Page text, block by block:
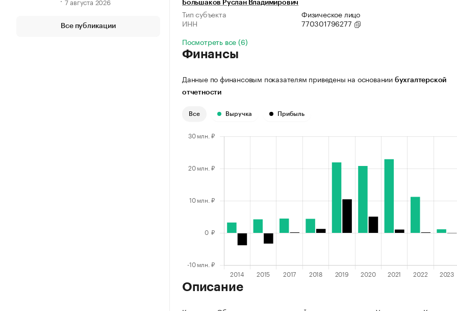
Все публикации
Большаков Руслан Владимирович
Тип субъекта
Физическое лицо
ИНН
770301796277
Посмотреть все (6)
Финансы
Данные по финансовым показателям приведены на основании бухгалтерской
отчетности
Все Выручка Прибыль
Описание